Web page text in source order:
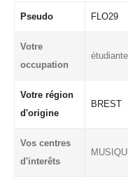
Pseudo FLO29
Votre
occupation
étudiante
Votre région
d'origine
BREST
Vos centres
d'interêts